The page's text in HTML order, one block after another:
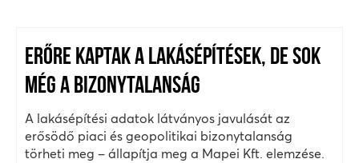
ERŐRE KAPTAK A LAKÁSÉPÍTÉSEK, DE SOK
MÉG A BIZONYTALANSÁG
A lakásépítési adatok látványos javulását az
erősödő piaci és geopolitikai bizonytalanság
törheti meg – állapítja meg a Mapei Kft. elemzése.